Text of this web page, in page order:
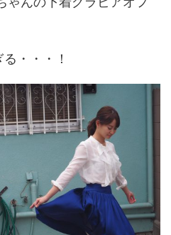
・・・！